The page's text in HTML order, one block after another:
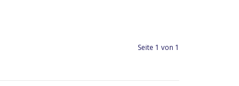
Seite 1 von 1